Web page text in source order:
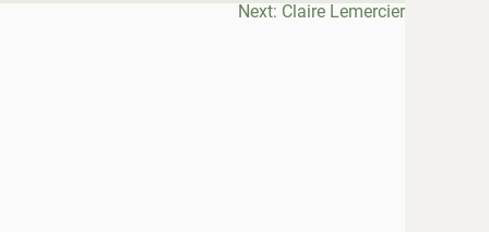
Next: Claire Lemercier